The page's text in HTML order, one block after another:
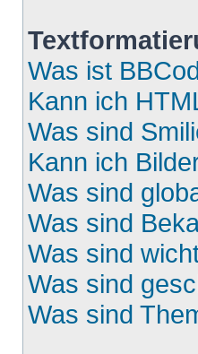
Was ist
Kann ich
Was sind
Kann ich
Was sind
Was sind
Was sind
Was sind
Was sind